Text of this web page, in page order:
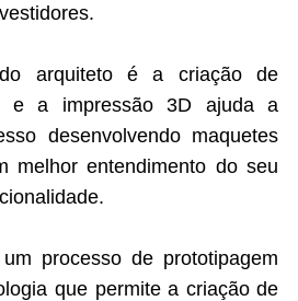
arquiteto é a criação de
e a impressão 3D ajuda a
desenvolvendo maquetes
melhor entendimento do seu
processo de prototipagem
que permite a criação de